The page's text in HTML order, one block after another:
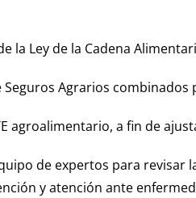
la Ley de la Cadena
Seguros Agrarios
agroalimentario, a fin de
de expertos para revisar
y atención ante